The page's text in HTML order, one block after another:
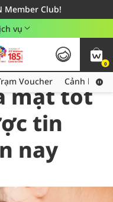
Member Club!
hàng từ 249,000Đ
vực TP. Hồ Chí Minh
vụ
0
Thu thập thêm voucher hot tại Trạm Voucher Voucher Cảnh báo
mặt tốt
tin
nay